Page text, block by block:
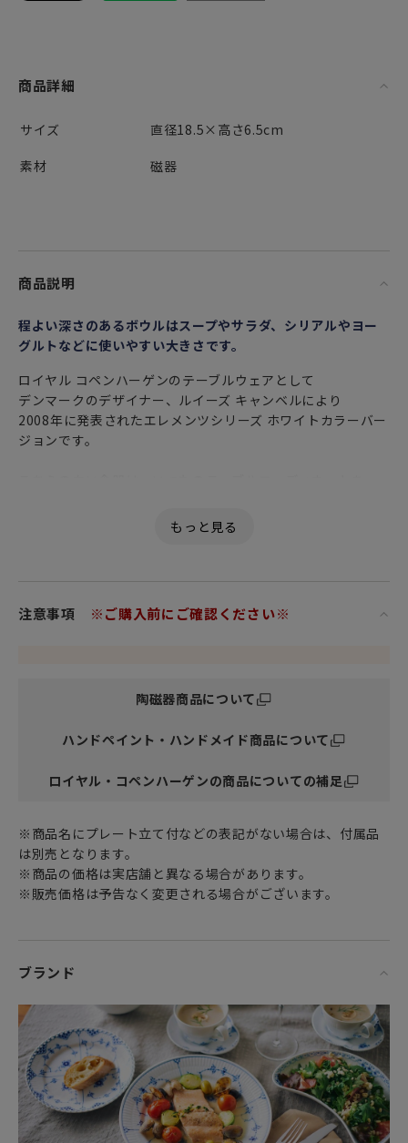
商品詳細
サイズ
直径18.5×高さ6.5cm
素材
磁器
商品説明
程よい深さのあるボウルはスープやサラダ、シリアルやヨー
グルトなどに使いやすい大きさです。
ロイヤル コペンハーゲンのテーブルウェアとして
デンマークのデザイナー、ルイーズ キャンベルにより
2008年に発表されたエレメンツシリーズ ホワイトカラーバー
ジョンです。
ひときわラグジュアリーなひとときを演出してくれるでしょ
様々な雰囲気をその時の気分に合わせて自由に楽しめます。
お気に入りの食器で優雅なティータイムをぜひお過ごしくだ
ブルーエレメンツや、伝統的なブルーフルーテッド シリーズ
サラダボウルとしてはもちろん、スープボウルやデザートボ
ウル、フルーツボウルとして
朝食から夕食までシーンを選ばず毎日活躍してくれる万能ア
イテムです。
ご結婚の引出物や特別な記念日の心を込めた上品な贈り物
お祝いのギフトやプレゼントとしてだけでなく
頑張った自分へのご褒美としても最適です。
※こちらの商品は、電子レンジ、食洗機に対応しておりま
す。
注意事項 ※ご購入前にご確認ください※
陶磁器商品について
ハンドペイント・ハンドメイド商品について
ロイヤル・コペンハーゲンの商品についての補足
※商品名にプレート立て付などの表記がない場合は、付属品
は別売となります。
※商品の価格は実店舗と異なる場合があります。
※販売価格は予告なく変更される場合がございます。
ブランド